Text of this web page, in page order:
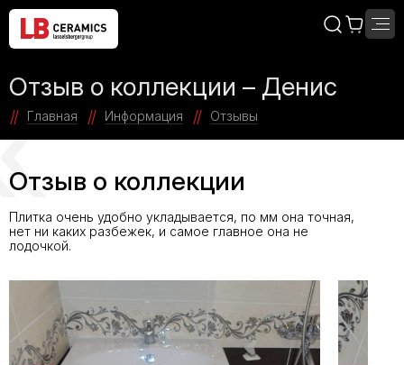
Отзыв о коллекции – Денис
Главная Информация Отзывы
Отзыв о коллекции
Плитка очень удобно укладывается, по мм она точная,
нет ни каких разбежек, и самое главное она не
лодочкой.